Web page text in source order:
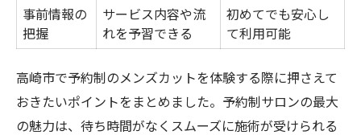
事前情報の
把握
サービス内容や流
れを予習できる
初めてでも安心し
て利用可能
高崎市で予約制のメンズカットを体験する際に押さえて
おきたいポイントをまとめました。予約制サロンの最大
の魅力は、待ち時間がなくスムーズに施術が受けられる